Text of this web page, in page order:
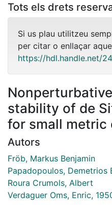
Tots els drets
Si us plau utilitzeu
per citar o enllaçar
https://hdl.handle.net/
stability of de
for small metric
Autors
Fröb, Markus Benjamin
Papadopoulos, Demetrios
Roura Crumols, Albert
Verdaguer Oms, Enric,